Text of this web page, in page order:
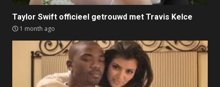
Taylor Swift officieel getrouwd met Travis Kelce
1 month ago